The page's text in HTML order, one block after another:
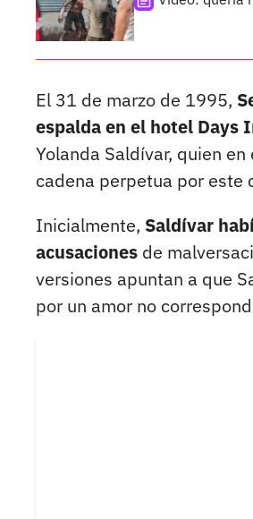
El 31 de marzo de 1995,
espalda en el hotel Days
Yolanda Saldívar, quien
cadena perpetua por este
Inicialmente, Saldívar
acusaciones de
versiones apuntan a que
por un amor no